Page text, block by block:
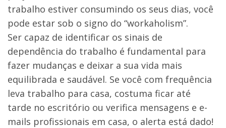
trabalho estiver consumindo os seus dias, você
pode estar sob o signo do “workaholism”.
Ser capaz de identificar os sinais de
dependência do trabalho é fundamental para
fazer mudanças e deixar a sua vida mais
equilibrada e saudável. Se você com frequência
leva trabalho para casa, costuma ficar até
tarde no escritório ou verifica mensagens e e-
mails profissionais em casa, o alerta está dado!